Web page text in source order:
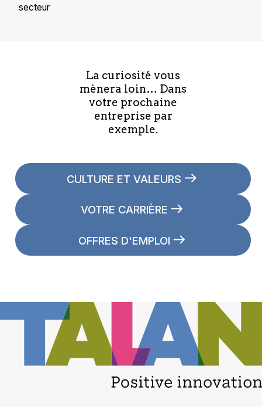
secteur
La curiosité vous
mènera loin… Dans
votre prochaine
entreprise par
exemple.
CULTURE ET VALEURS
VOTRE CARRIÈRE
OFFRES D'EMPLOI